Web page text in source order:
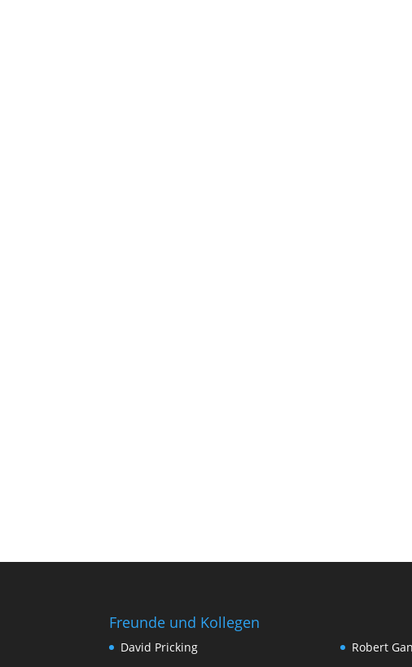
Freunde und Kollegen
David Pricking
Robert